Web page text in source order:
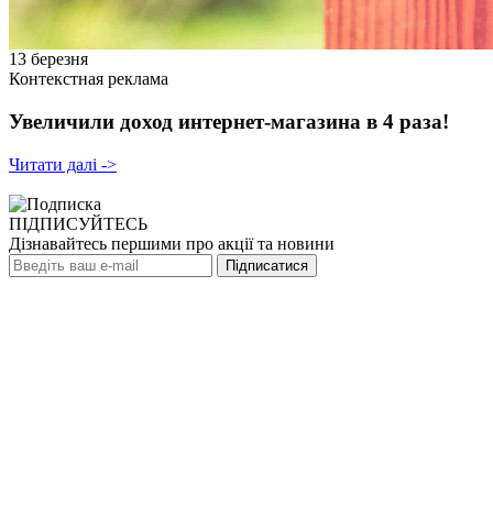
13 березня
Контекстная реклама
Увеличили доход интернет-магазина в 4 раза!
Читати далi ->
ПІДПИСУЙТЕСЬ
Дізнавайтесь першими про акції та новини
Підписатися